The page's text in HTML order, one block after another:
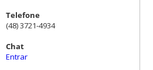
Telefone
(48) 3721-4934
Chat
Entrar